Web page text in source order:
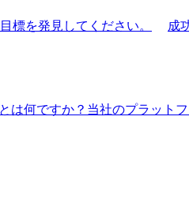
標を発見してください。 成
は何ですか？ 当社のプラット